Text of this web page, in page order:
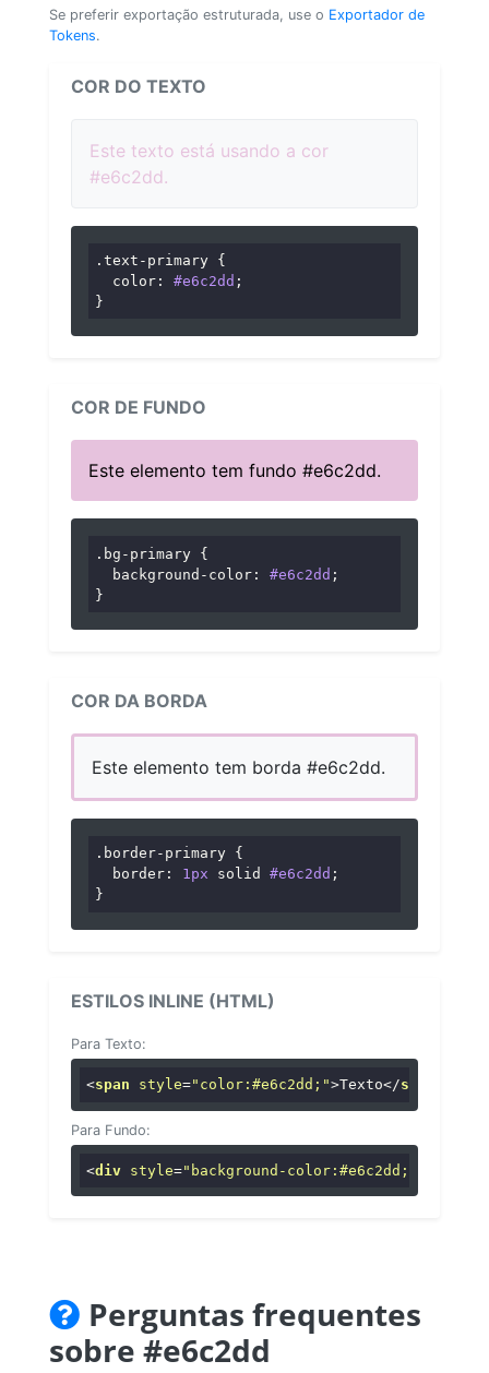
Se preferir exportação estruturada, use o Exportador de
Tokens.
COR DO TEXTO
Este texto está usando a cor
#e6c2dd.
.text-primary {
color : #e6c2dd ;
}
COR DE FUNDO
Este elemento tem fundo #e6c2dd.
.bg-primary {
background-color : #e6c2dd ;
}
COR DA BORDA
Este elemento tem borda #e6c2dd.
.border-primary {
border : 1px solid #e6c2dd ;
}
ESTILOS INLINE (HTML)
Para Texto:
<span style="color:#e6c2dd;">Texto</span
Para Fundo:
<div style="background-color:#e6c2dd;"
Perguntas frequentes
sobre #e6c2dd